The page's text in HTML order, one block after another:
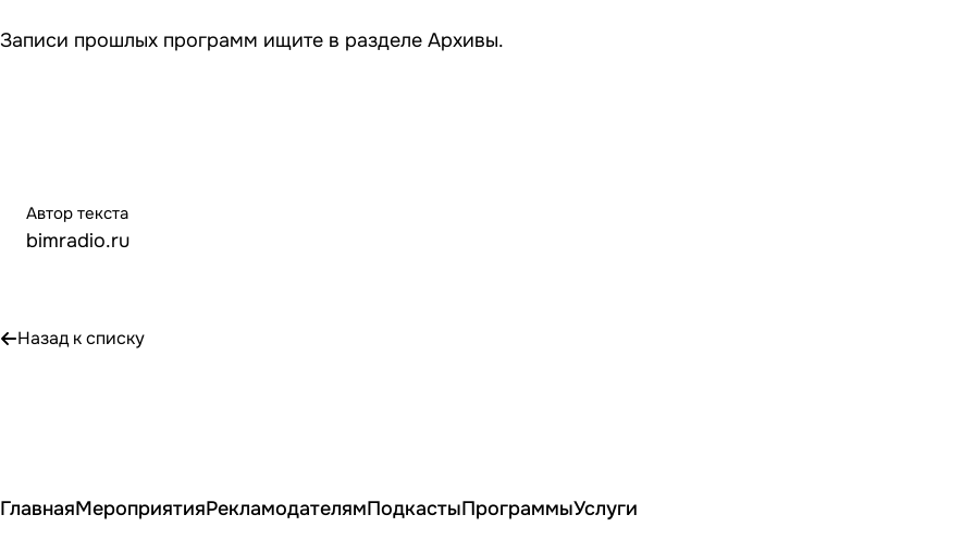
Записи прошлых программ ищите в разделе Архивы.
Автор текста
bimradio.ru
Назад к списку
ГлавнаяМероприятияРекламодателямПодкастыПрограммыУслуги